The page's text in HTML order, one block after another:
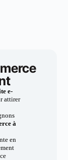
e-
attirer
à
en